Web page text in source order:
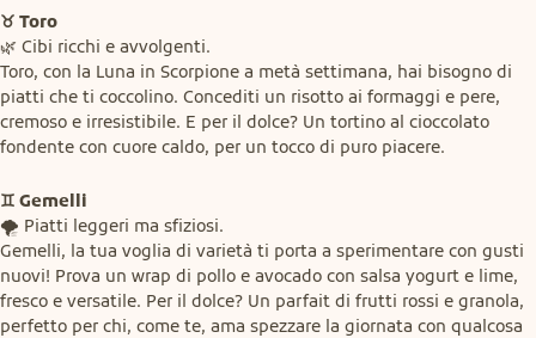
♉ Toro
🌿 Cibi ricchi e avvolgenti.
Toro, con la Luna in Scorpione a metà settimana, hai bisogno di
piatti che ti coccolino. Concediti un risotto ai formaggi e pere,
cremoso e irresistibile. E per il dolce? Un tortino al cioccolato
fondente con cuore caldo, per un tocco di puro piacere.
♊ Gemelli
🌪️ Piatti leggeri ma sfiziosi.
Gemelli, la tua voglia di varietà ti porta a sperimentare con gusti
nuovi! Prova un wrap di pollo e avocado con salsa yogurt e lime,
fresco e versatile. Per il dolce? Un parfait di frutti rossi e granola,
perfetto per chi, come te, ama spezzare la giornata con qualcosa